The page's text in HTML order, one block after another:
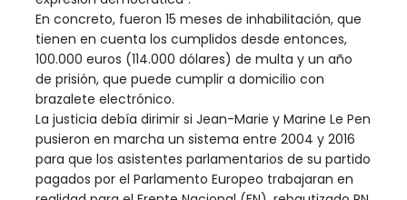
En concreto, fueron 15 meses de inhabilitación, que
tienen en cuenta los cumplidos desde entonces,
100.000 euros (114.000 dólares) de multa y un año
de prisión, que puede cumplir a domicilio con
brazalete electrónico.
La justicia debía dirimir si Jean-Marie y Marine Le Pen
pusieron en marcha un sistema entre 2004 y 2016
para que los asistentes parlamentarios de su partido
pagados por el Parlamento Europeo trabajaran en